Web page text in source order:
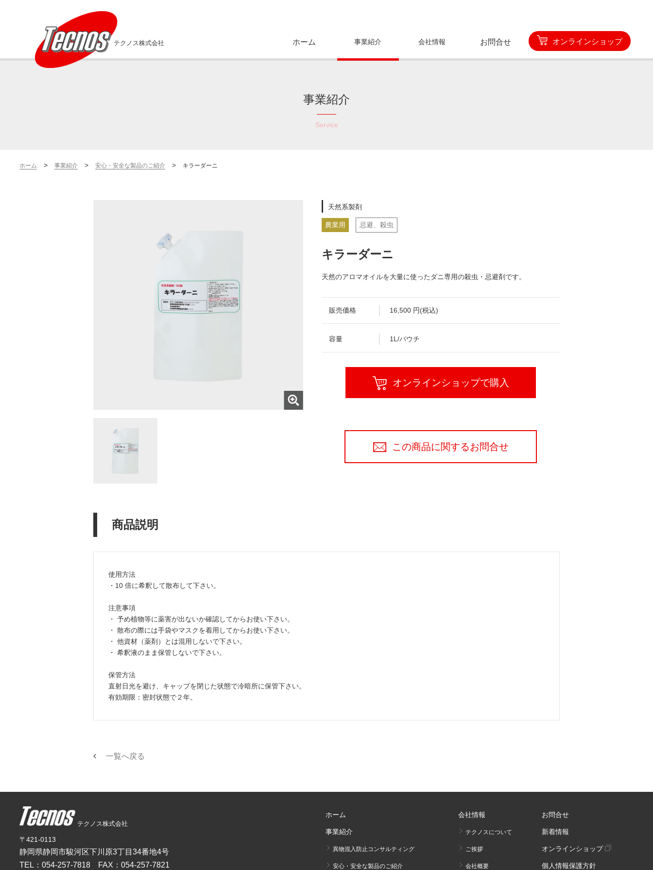
テクノス株式会社 ホーム 事業紹介 会社情報 お問合せ オンラインショップ
事業紹介
Service
ホーム 事業紹介 安心・安全な製品のご紹介 キラーダーニ
天然系製剤
農業用 忌避、殺虫
キラーダーニ
天然のアロマオイルを大量に使ったダニ専用の殺虫・忌避剤です。
販売価格 16,500 円(税込)
容量 1L/パウチ
オンラインショップで購入
この商品に関するお問合せ
商品説明
使用方法
・10 倍に希釈して散布して下さい。
注意事項
・ 予め植物等に薬害が出ないか確認してからお使い下さい。
・ 散布の際には手袋やマスクを着用してからお使い下さい。
・ 他資材（薬剤）とは混用しないで下さい。
・ 希釈液のまま保管しないで下さい。
保管方法
直射日光を避け、キャップを閉じた状態で冷暗所に保管下さい。
有効期限：密封状態で２年。
一覧へ戻る
テクノス株式会社
〒421-0113
静岡県静岡市駿河区下川原3丁目34番地4号
TEL：054-257-7818 FAX：054-257-7821
ホーム
事業紹介
異物混入防止コンサルティング
安心・安全な製品のご紹介
会社情報
テクノスについて
ご挨拶
会社概要
お問合せ
新着情報
オンラインショップ
個人情報保護方針